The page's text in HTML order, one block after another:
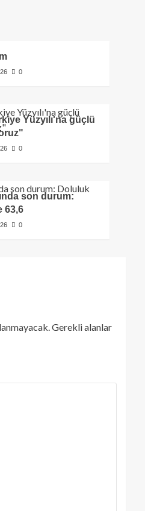
0
Yüzyılı'na güçlü
0
son durum:
63,6
0
Gerekli alanlar